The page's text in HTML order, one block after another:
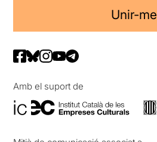
Unir-me
Amb el suport de